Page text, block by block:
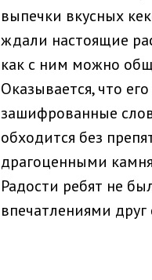
выпечки вкусных
ждали настоящие
как с ним можно
Оказывается, что
зашифрованные
обходится без
драгоценными
Радости ребят не
впечатлениями